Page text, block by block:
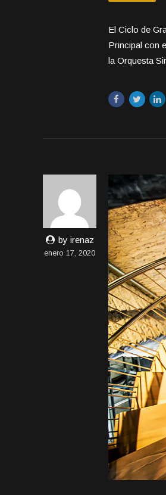
El Ciclo de
Principal con
la Orquesta
by irenaz
enero 17, 2020